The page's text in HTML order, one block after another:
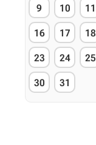
9 10 11
16 17 18
23 24 25
30 31